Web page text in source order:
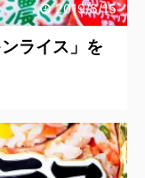
2019/5/15
ライス」を